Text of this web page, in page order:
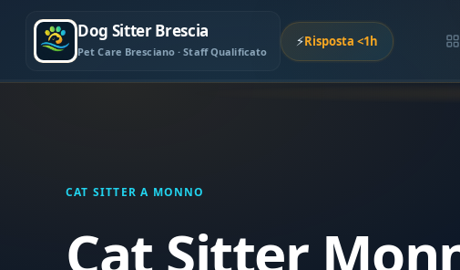
Dog Sitter Brescia
Pet Care Bresciano · Staff Qualificato
⚡Risposta <1h
CAT SITTER A MONNO
Cat Sitter